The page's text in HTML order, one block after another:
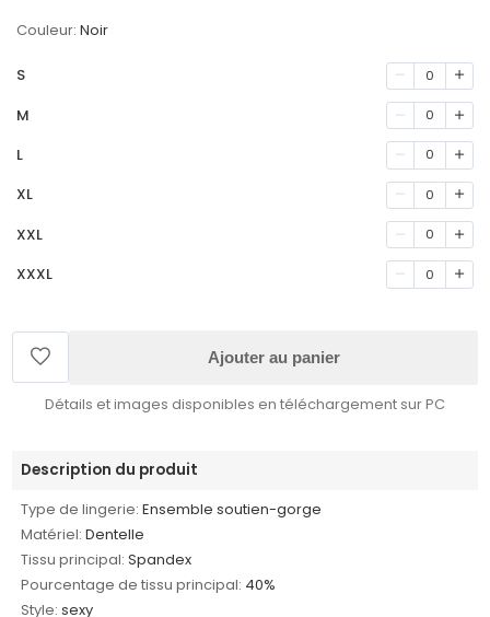
Couleur: Noir
S 0
M 0
L 0
XL 0
XXL 0
XXXL 0
Ajouter au panier
Détails et images disponibles en téléchargement sur PC
Description du produit
Type de lingerie: Ensemble soutien-gorge
Matériel: Dentelle
Tissu principal: Spandex
Pourcentage de tissu principal: 40%
Style: sexy